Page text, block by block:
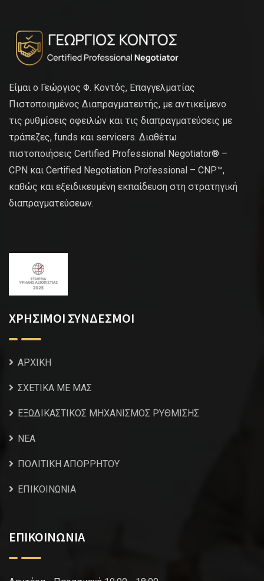
Είμαι ο Γεώργιος Φ. Κοντός, Επαγγελματίας
Πιστοποιημένος Διαπραγματευτής, με αντικείμενο
τις ρυθμίσεις οφειλών και τις διαπραγματεύσεις με
τράπεζες, funds και servicers. Διαθέτω
πιστοποιήσεις Certified Professional Negotiator® –
CPN και Certified Negotiation Professional – CNP™,
καθώς και εξειδικευμένη εκπαίδευση στη στρατηγική
διαπραγματεύσεων.
ΧΡΗΣΙΜΟΙ ΣΥΝΔΕΣΜΟΙ
ΑΡΧΙΚΗ
ΣΧΕΤΙΚΑ ΜΕ ΜΑΣ
ΕΞΩΔΙΚΑΣΤΙΚΟΣ ΜΗΧΑΝΙΣΜΟΣ ΡΥΘΜΙΣΗΣ
NEA
ΠΟΛΙΤΙΚΗ ΑΠΟΡΡΗΤΟΥ
ΕΠΙΚΟΙΝΩΝΙΑ
ΕΠΙΚΟΙΝΩΝΙΑ